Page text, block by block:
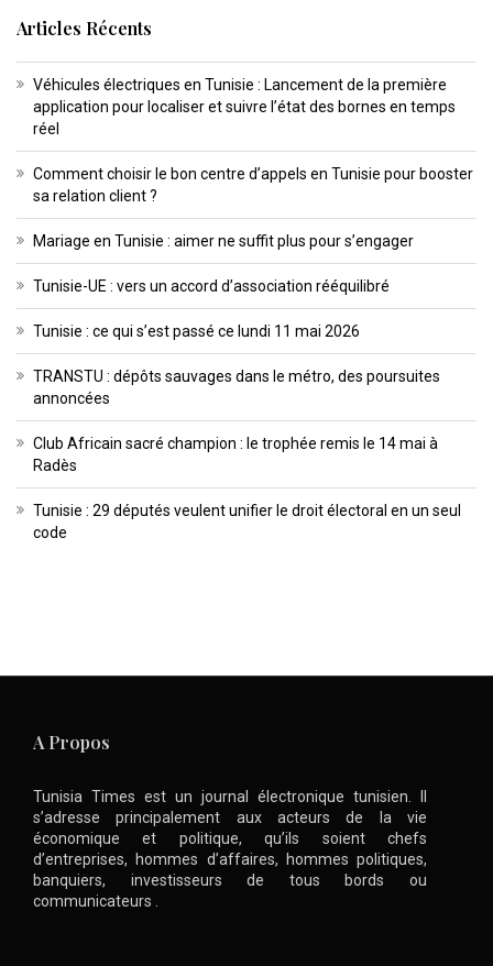
Articles Récents
Véhicules électriques en Tunisie : Lancement de la première
application pour localiser et suivre l’état des bornes en temps
réel
Comment choisir le bon centre d’appels en Tunisie pour booster
sa relation client ?
Mariage en Tunisie : aimer ne suffit plus pour s’engager
Tunisie-UE : vers un accord d’association rééquilibré
Tunisie : ce qui s’est passé ce lundi 11 mai 2026
TRANSTU : dépôts sauvages dans le métro, des poursuites
annoncées
Club Africain sacré champion : le trophée remis le 14 mai à
Radès
Tunisie : 29 députés veulent unifier le droit électoral en un seul
code
A Propos
Tunisia Times est un journal électronique tunisien. Il
s’adresse principalement aux acteurs de la vie
économique et politique, qu’ils soient chefs
d’entreprises, hommes d’affaires, hommes politiques,
banquiers, investisseurs de tous bords ou
communicateurs .